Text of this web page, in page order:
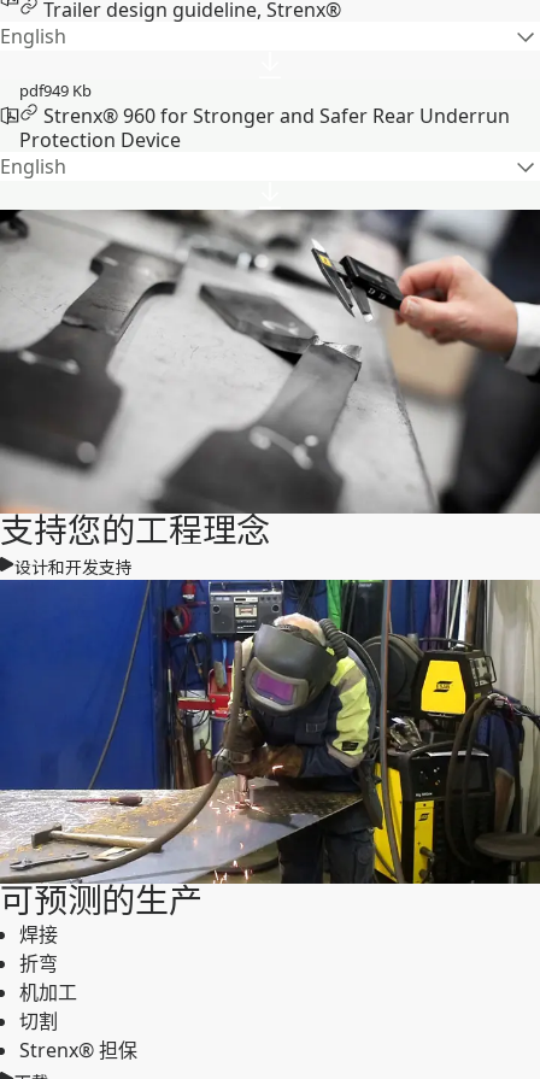
Trailer design guideline, Strenx®
English
pdf949 Kb
Strenx® 960 for Stronger and Safer Rear Underrun
Protection Device
English
支持您的工程理念
设计和开发支持
可预测的生产
焊接
折弯
机加工
切割
Strenx® 担保